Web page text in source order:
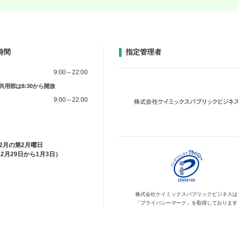
間
9:00～22:00
用部は8:30から開放
9:00～22:00
の第2月曜日
月29日から1月3日）
指定管理者
株式会社ケイミックス パブリックビジネスは
「プライバシーマーク」を取得しております